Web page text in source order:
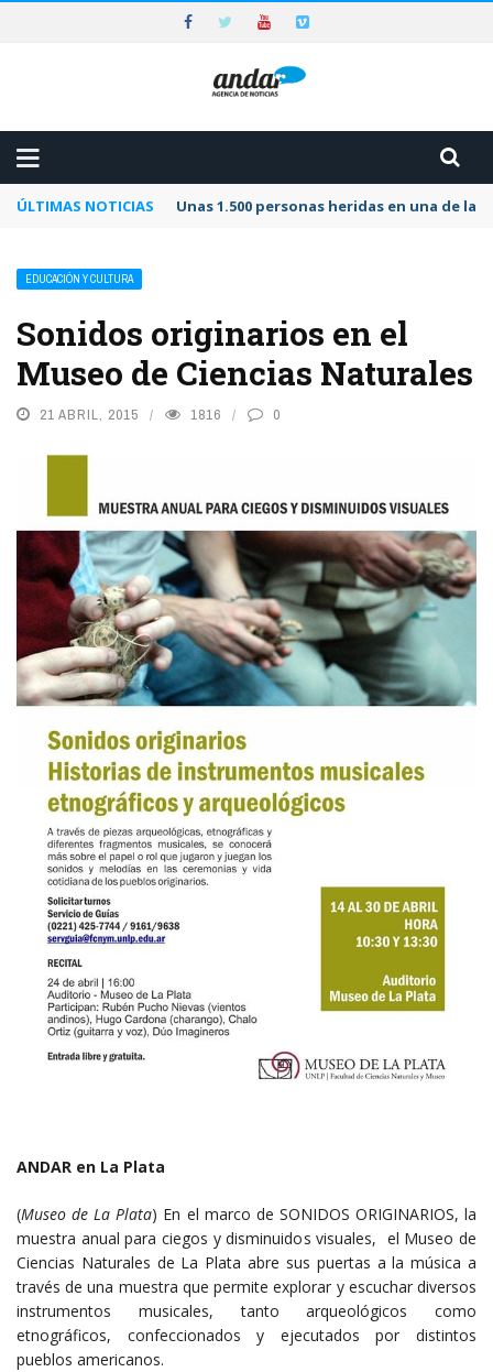
ÚLTIMAS NOTICIAS Unas 1.500 personas heridas en una de
EDUCACIÓN Y CULTURA
Sonidos originarios en el
Museo de Ciencias Naturales
21 ABRIL, 2015 1816 0
ANDAR en La Plata
(Museo de La Plata) En el marco de SONIDOS ORIGINARIOS, la
muestra anual para ciegos y disminuidos visuales, el Museo de
Ciencias Naturales de La Plata abre sus puertas a la música a
través de una muestra que permite explorar y escuchar diversos
instrumentos musicales, tanto arqueológicos como
etnográficos, confeccionados y ejecutados por distintos
pueblos americanos.